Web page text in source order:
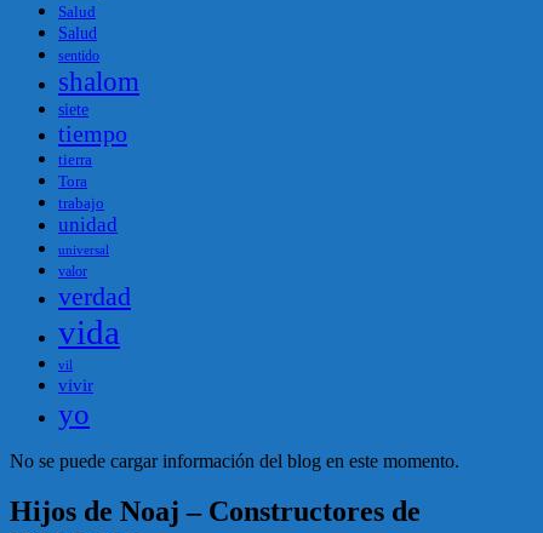
Salud
Salud
sentido
shalom
siete
tiempo
tierra
Tora
trabajo
unidad
universal
valor
verdad
vida
vil
vivir
yo
No se puede cargar información del blog en este momento.
Hijos de Noaj – Constructores de